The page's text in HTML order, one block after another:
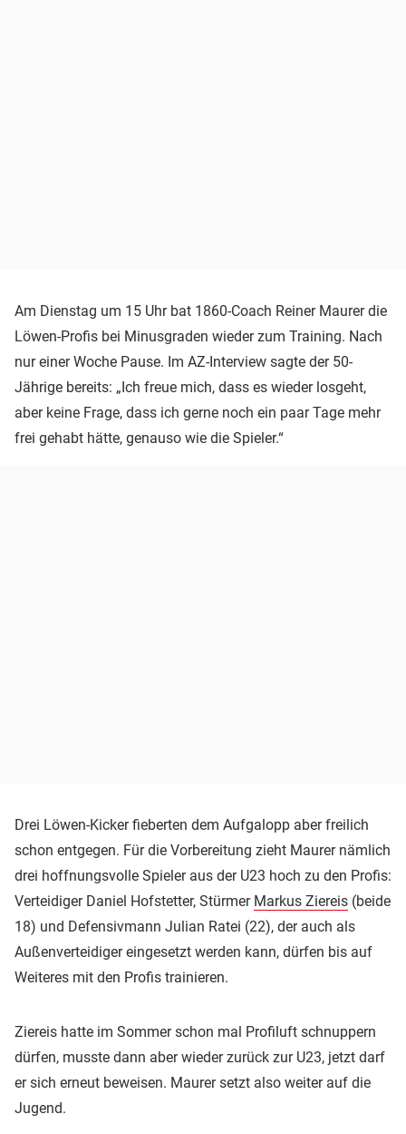
Am Dienstag um 15 Uhr bat 1860-Coach Reiner Maurer die
Löwen-Profis bei Minusgraden wieder zum Training. Nach
nur einer Woche Pause. Im AZ-Interview sagte der 50-
Jährige bereits: „Ich freue mich, dass es wieder losgeht,
aber keine Frage, dass ich gerne noch ein paar Tage mehr
frei gehabt hätte, genauso wie die Spieler.“
Drei Löwen-Kicker fieberten dem Aufgalopp aber freilich
schon entgegen. Für die Vorbereitung zieht Maurer nämlich
drei hoffnungsvolle Spieler aus der U23 hoch zu den Profis:
Verteidiger Daniel Hofstetter, Stürmer Markus Ziereis (beide
18) und Defensivmann Julian Ratei (22), der auch als
Außenverteidiger eingesetzt werden kann, dürfen bis auf
Weiteres mit den Profis trainieren.
Ziereis hatte im Sommer schon mal Profiluft schnuppern
dürfen, musste dann aber wieder zurück zur U23, jetzt darf
er sich erneut beweisen. Maurer setzt also weiter auf die
Jugend.